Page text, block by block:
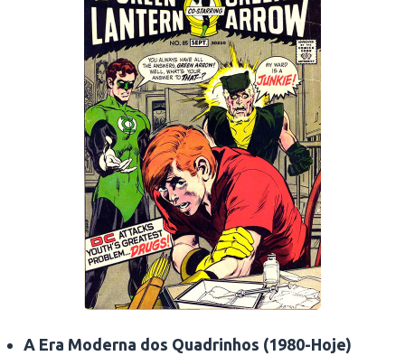
A Era Moderna dos Quadrinhos (1980-Hoje)